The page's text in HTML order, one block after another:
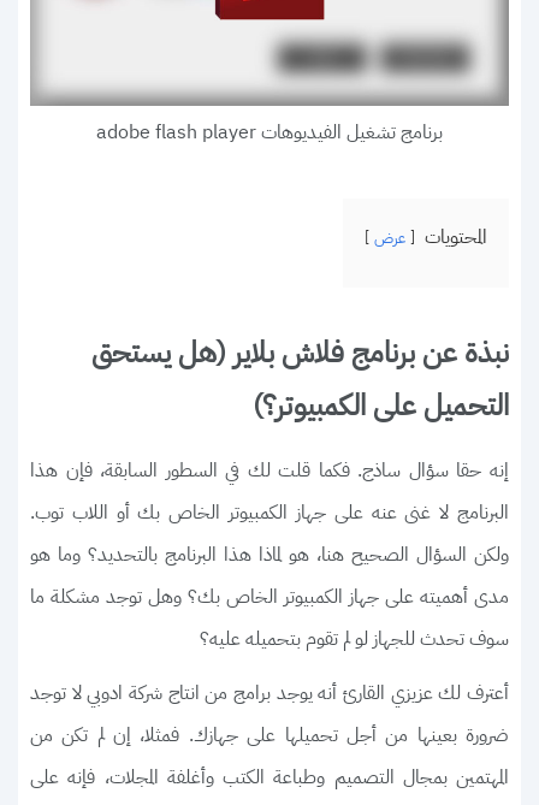
برنامج تشغيل الفيديوهات adobe flash player
المحتويات عرض
نبذة عن برنامج فلاش بلاير (هل يستحق
التحميل على الكمبيوتر؟)
إنه حقا سؤال ساذج. فكما قلت لك في السطور السابقة، فإن هذا
البرنامج لا غنى عنه على جهاز الكمبيوتر الخاص بك أو اللاب توب.
ولكن السؤال الصحيح هنا، هو لماذا هذا البرنامج بالتحديد؟ وما هو
مدى أهميته على جهاز الكمبيوتر الخاص بك؟ وهل توجد مشكلة ما
سوف تحدث للجهاز لو لم تقوم بتحميله عليه؟
أعترف لك عزيزي القارئ أنه يوجد برامج من انتاج شركة ادوبي لا توجد
ضرورة بعينها من أجل تحميلها على جهازك. فمثلا، إن لم تكن من
المهتمين بمجال التصميم وطباعة الكتب وأغلفة المجلات، فإنه على